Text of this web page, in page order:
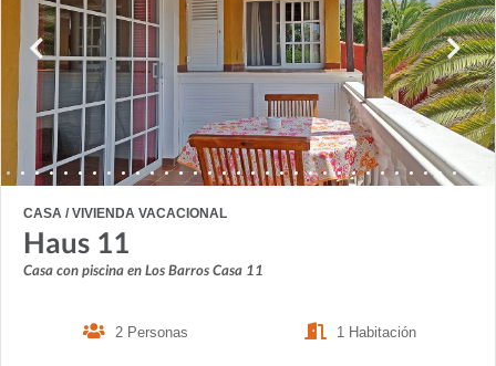
CASA / VIVIENDA VACACIONAL
Haus 11
Casa con piscina en Los Barros Casa 11
2 Personas 1 Habitación